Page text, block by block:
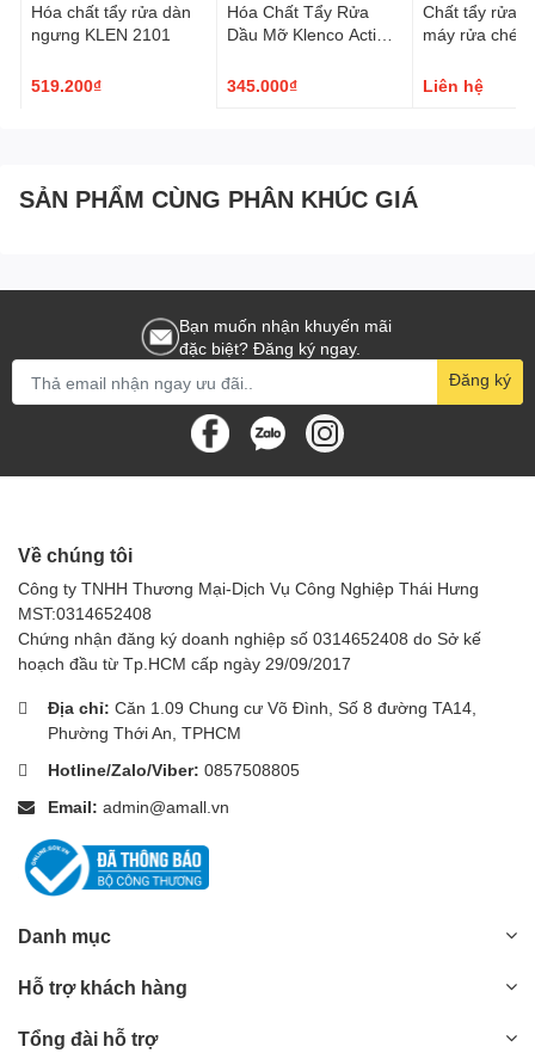
- Website : Https://Amall.Vn
- Https://Goodmaid.Vn
Hóa chất tẩy rửa dàn
ngưng KLEN 2101
519.200₫
Hóa Chất Tẩy Rửa
Dầu Mỡ Klenco Action
345.000₫
Chất tẩy rửa
máy rửa chén
Liên hệ
SẢN PHẨM CÙNG PHÂN KHÚC GIÁ
Bạn muốn nhận khuyến mãi
đặc biệt? Đăng ký ngay.
Đăng ký
Về chúng tôi
Công ty TNHH Thương Mại-Dịch Vụ Công Nghiệp Thái Hưng
MST:0314652408
Chứng nhận đăng ký doanh nghiệp số 0314652408 do Sở kế
hoạch đầu từ Tp.HCM cấp ngày 29/09/2017
Địa chỉ: Căn 1.09 Chung cư Võ Đình, Số 8 đường TA14,
Phường Thới An, TPHCM
Hotline/Zalo/Viber: 0857508805
Email: admin@amall.vn
Danh mục
Hỗ trợ khách hàng
Tổng đài hỗ trợ